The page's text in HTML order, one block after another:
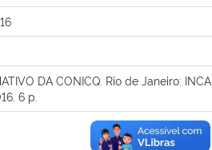
DA CONICQ. Rio de Janeiro:
6 p.